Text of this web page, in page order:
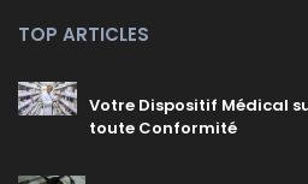
TOP ARTICLES
Votre Dispositif Médical
toute Conformité